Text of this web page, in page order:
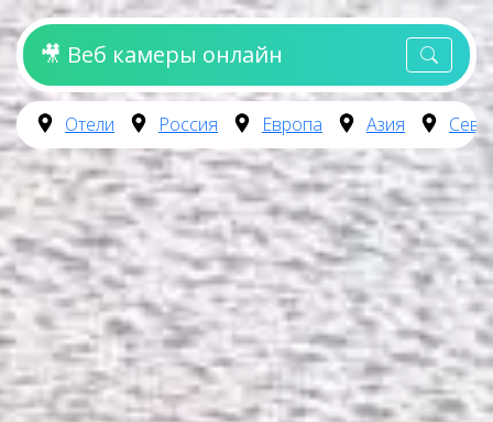
🎥 Веб камеры онлайн
Отели Россия Европа Азия